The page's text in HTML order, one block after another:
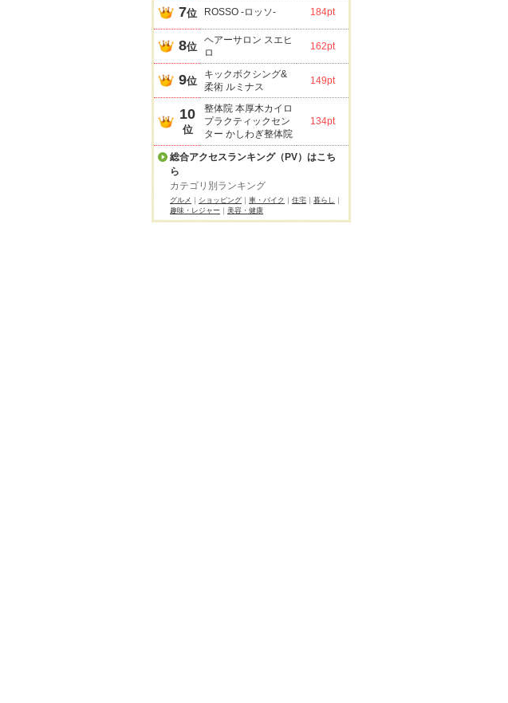
7位 ROSSO -ロッソ- 184pt
8位
ヘアーサロン スエヒ
ロ
162pt
9位
キックボクシング&
柔術 ルミナス
149pt
10
位
整体院 本厚木カイロ
プラクティックセン
ター かしわぎ整体院
134pt
総合アクセスランキング（PV）はこち
ら
カテゴリ別ランキング
グルメ ショッピング 車・バイク 住宅 暮らし
趣味・レジャー
美容・健康